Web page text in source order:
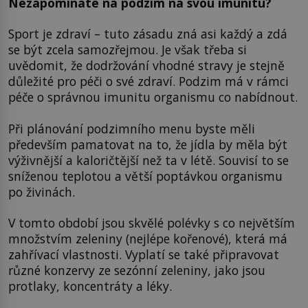
Sport je zdraví – tuto zásadu zná asi každý a zdá
se být zcela samozřejmou. Je však třeba si
uvědomit, že dodržování vhodné stravy je stejně
důležité pro péči o své zdraví. Podzim má v rámci
péče o správnou imunitu organismu co nabídnout.
Při plánování podzimního menu byste měli
především pamatovat na to, že jídla by měla být
výživnější a kaloričtější než ta v létě. Souvisí to se
sníženou teplotou a větší poptávkou organismu
po živinách.
V tomto období jsou skvělé polévky s co největším
množstvím zeleniny (nejlépe kořenové), která má
zahřívací vlastnosti. Vyplatí se také připravovat
různé konzervy ze sezónní zeleniny, jako jsou
protlaky, koncentráty a léky.